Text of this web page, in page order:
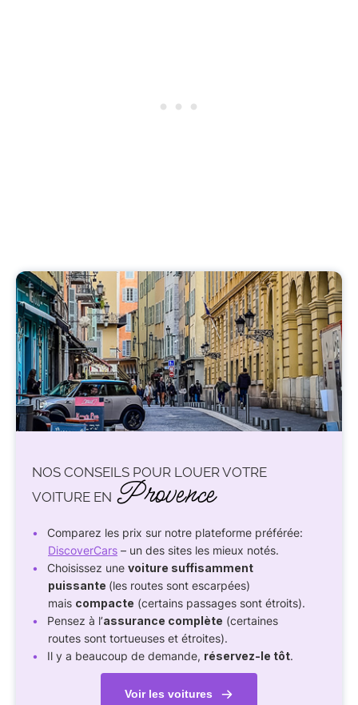
NOS CONSEILS POUR LOUER VOTRE
VOITURE EN Provence
Comparez les prix sur notre plateforme préférée:
DiscoverCars – un des sites les mieux notés.
Choisissez une voiture suffisamment
puissante (les routes sont escarpées)
mais compacte (certains passages sont étroits).
Pensez à l’assurance complète (certaines
routes sont tortueuses et étroites).
Il y a beaucoup de demande, réservez-le tôt.
Voir les voitures